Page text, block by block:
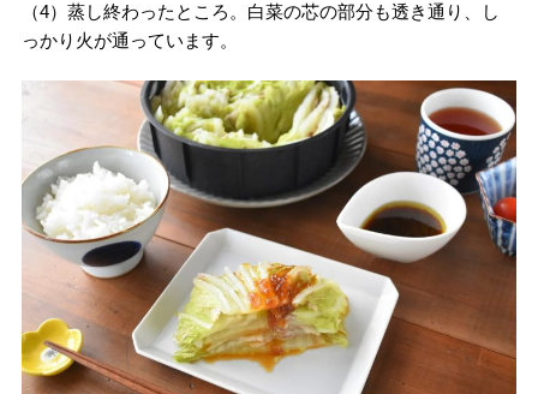
（4）蒸し終わったところ。白菜の芯の部分も透き通り、し
っかり火が通っています。